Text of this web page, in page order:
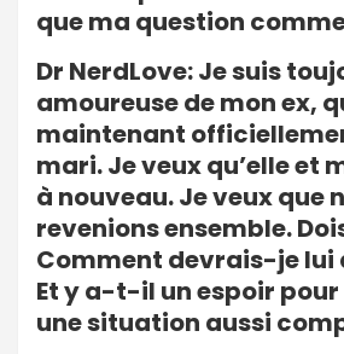
que ma question
Dr NerdLove: Je suis
amoureuse de mon ex,
maintenant
mari. Je veux qu’elle et
à nouveau. Je veux que
revenions ensemble.
Comment devrais-je lui
Et y a-t-il un espoir pour
une situation aussi